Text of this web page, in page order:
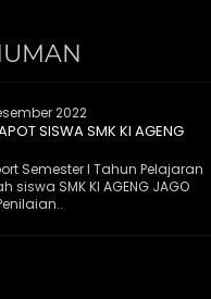
2022
SISWA SMK KI AGENG
Semester I Tahun Pelajaran
siswa SMK KI AGENG JAGO